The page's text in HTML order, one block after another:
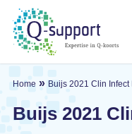
Skip
main
content
Home » Buijs 2021 Clin Infect
Buijs 2021